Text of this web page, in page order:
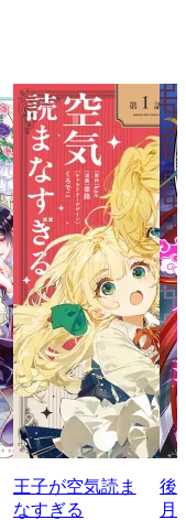
王子が空気読ま
なすぎる
後
月